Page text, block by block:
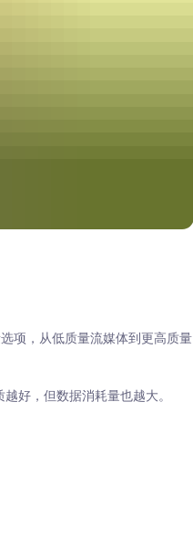
项，从低质量流媒体到更高质量
好，但数据消耗量也越大。